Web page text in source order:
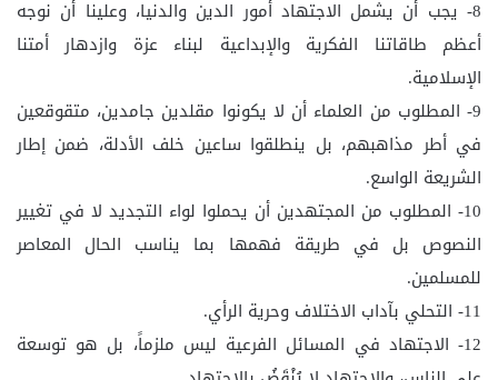
8- يجب أن يشمل الاجتهاد أمور الدين والدنيا، وعلينا أن نوجه
أعظم طاقاتنا الفكرية والإبداعية لبناء عزة وازدهار أمتنا
الإسلامية.
9- المطلوب من العلماء أن لا يكونوا مقلدين جامدين، متقوقعين
في أطر مذاهبهم، بل ينطلقوا ساعين خلف الأدلة، ضمن إطار
الشريعة الواسع.
10- المطلوب من المجتهدين أن يحملوا لواء التجديد لا في تغيير
النصوص بل في طريقة فهمها بما يناسب الحال المعاصر
للمسلمين.
11- التحلي بآداب الاختلاف وحرية الرأي.
12- الاجتهاد في المسائل الفرعية ليس ملزماً، بل هو توسعة